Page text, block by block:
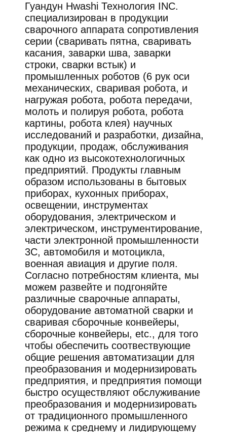
Гуандун Hwashi Технология INC.
специализирован в продукции
сварочного аппарата сопротивления
серии (сваривать пятна, сваривать
касания, заварки шва, заварки
строки, сварки встык) и
промышленных роботов (6 рук оси
механических, сваривая робота, и
нагружая робота, робота передачи,
молоть и полируя робота, робота
картины, робота клея) научных
исследований и разработки, дизайна,
продукции, продаж, обслуживания
как одно из высокотехнологичных
предприятий. Продукты главным
образом использованы в бытовых
приборах, кухонных приборах,
освещении, инструментах
оборудования, электрическом и
электрическом, инструментирование,
части электронной промышленности
3C, автомобиля и мотоцикла,
военная авиация и другие поля.
Согласно потребностям клиента, мы
можем развейте и подгоняйте
различные сварочные аппараты,
оборудование автоматной сварки и
сваривая сборочные конвейеры,
сборочные конвейеры, etc., для того
чтобы обеспечить соотвествующие
общие решения автоматизации для
преобразования и модернизировать
предприятия, и предприятия помощи
быстро осуществляют обслуживание
преобразования и модернизировать
от традиционного промышленного
режима к среднему и лидирующему